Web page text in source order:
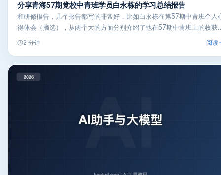
分享青海57期党校中青班学员白永栋的学习总结报告
和研修报告，几个报告都写的非常好，比如白永栋在第57期中青班个人
得体会（摘选），从两个大的方面分别介绍了他在57期中青班上的收获
2 分钟 阅读